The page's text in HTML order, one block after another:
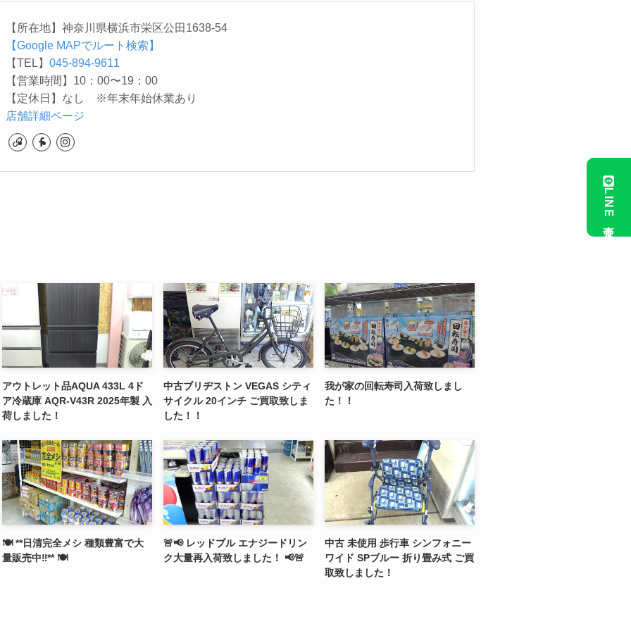
【所在地】神奈川県横浜市栄区公田1638-54
【Google MAPでルート検索】
【TEL】 045-894-9611
【営業時間】10：00〜19：00
【定休日】なし ※年末年始休業あり
店舗詳細ページ
アウトレット品AQUA 433L 4ド
ア冷蔵庫 AQR-V43R 2025年製 入
荷しました！
中古ブリヂストン VEGAS シティ
サイクル 20インチ ご買取致しま
した！！
我が家の回転寿司入荷致しまし
た！！
🍽️ **日清完全メシ 種類豊富で大
量販売中‼️** 🍽️
🚨📢 レッドブル エナジードリン
ク大量再入荷致しました！ 📢🚨
中古 未使用 歩行車 シンフォニー
ワイド SPブルー 折り畳み式 ご買
取致しました！
LINE査定